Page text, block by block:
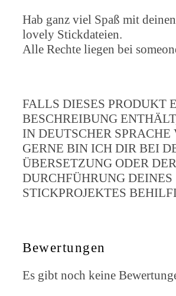
Hab ganz viel Spaß mit
lovely Stickdateien.
Alle Rechte liegen bei
FALLS DIESES PRODUKT
BESCHREIBUNG
IN DEUTSCHER SPRACHE
GERNE BIN ICH DIR BEI
ÜBERSETZUNG ODER DER
DURCHFÜHRUNG DEINES
STICKPROJEKTES
Bewertungen
Es gibt noch keine